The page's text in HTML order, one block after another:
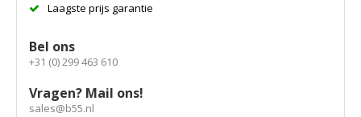
Laagste prijs garantie
Bel ons
+31 (0) 299 463 610
Vragen? Mail ons!
sales@b55.nl